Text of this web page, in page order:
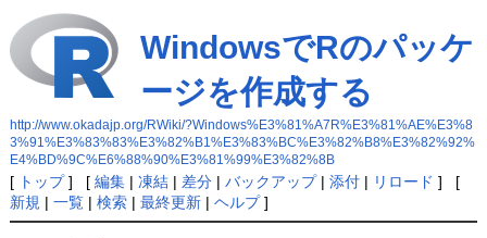
WindowsでRのパッケ
ージを作成する
http://www.okadajp.org/RWiki/?Windows%E3%81%A7R%E3%81%AE%E3%8
3%91%E3%83%83%E3%82%B1%E3%83%BC%E3%82%B8%E3%82%92%
E4%BD%9C%E6%88%90%E3%81%99%E3%82%8B
[ トップ] [ 編集| 凍結| 差分| バックアップ| 添付| リロード ] [
新規 | 一覧| 検索| 最終更新| ヘルプ]